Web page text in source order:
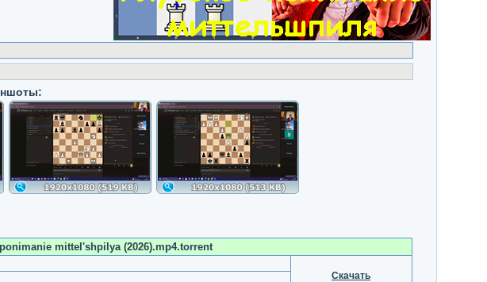
mittel'shpilya (2026).mp4.torrent
Скачать